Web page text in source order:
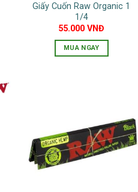
Giấy Cuốn Raw Organic 1
1/4
55.000VNĐ
MUA NGAY